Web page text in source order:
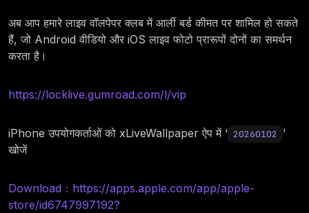
अब आप हमारे लाइव वॉलपेपर क्लब में आर्ली बर्ड कीमत पर शामिल हो सकते
हैं, जो Android वीडियो और iOS लाइव फोटो प्रारूपों दोनों का समर्थन
करता है।
https://locklive.gumroad.com/l/vip
iPhone उपयोगकर्ताओं को xLiveWallpaper ऐप में ‘ 20260102
’
खोजें
Download：https://apps.apple.com/app/apple-
store/id6747997192?